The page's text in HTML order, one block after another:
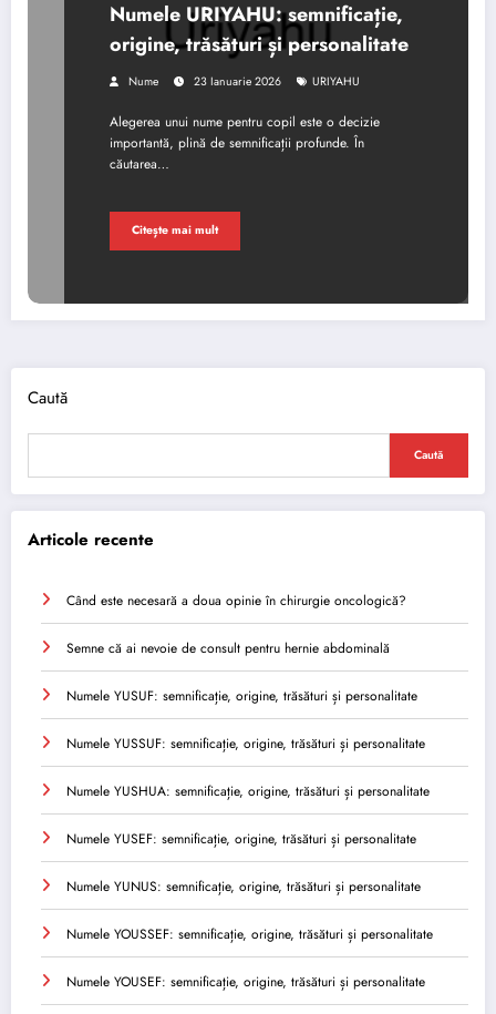
Numele URIYAHU: semnificație,
origine, trăsături și personalitate
Nume 23 Ianuarie 2026 URIYAHU
Alegerea unui nume pentru copil este o decizie
importantă, plină de semnificații profunde. În
căutarea…
Citește mai mult
Caută
Caută
Articole recente
Când este necesară a doua opinie în chirurgie oncologică?
Semne că ai nevoie de consult pentru hernie abdominală
Numele YUSUF: semnificație, origine, trăsături și personalitate
Numele YUSSUF: semnificație, origine, trăsături și personalitate
Numele YUSHUA: semnificație, origine, trăsături și personalitate
Numele YUSEF: semnificație, origine, trăsături și personalitate
Numele YUNUS: semnificație, origine, trăsături și personalitate
Numele YOUSSEF: semnificație, origine, trăsături și personalitate
Numele YOUSEF: semnificație, origine, trăsături și personalitate